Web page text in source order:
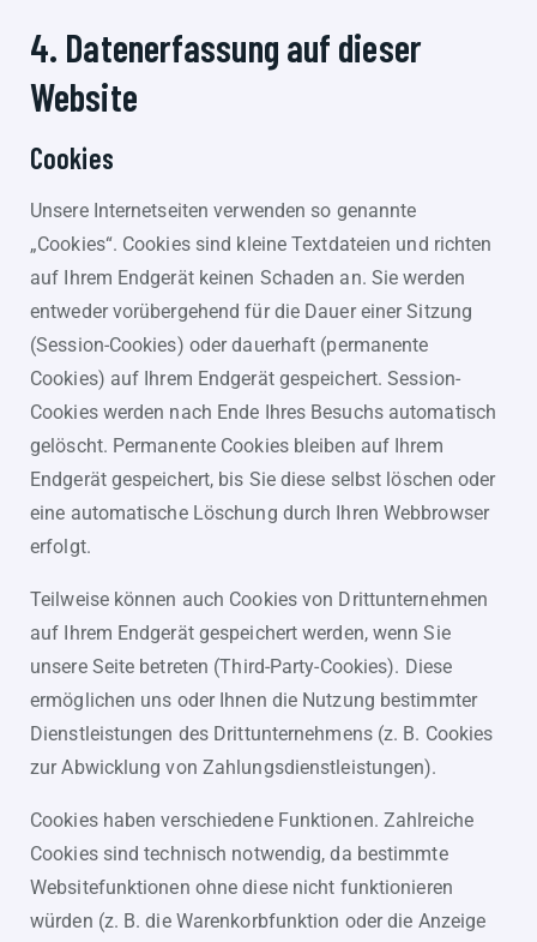
4. Datenerfassung auf dieser
Website
Cookies
Unsere Internetseiten verwenden so genannte
„Cookies“. Cookies sind kleine Textdateien und richten
auf Ihrem Endgerät keinen Schaden an. Sie werden
entweder vorübergehend für die Dauer einer Sitzung
(Session-Cookies) oder dauerhaft (permanente
Cookies) auf Ihrem Endgerät gespeichert. Session-
Cookies werden nach Ende Ihres Besuchs automatisch
gelöscht. Permanente Cookies bleiben auf Ihrem
Endgerät gespeichert, bis Sie diese selbst löschen oder
eine automatische Löschung durch Ihren Webbrowser
erfolgt.
Teilweise können auch Cookies von Drittunternehmen
auf Ihrem Endgerät gespeichert werden, wenn Sie
unsere Seite betreten (Third-Party-Cookies). Diese
ermöglichen uns oder Ihnen die Nutzung bestimmter
Dienstleistungen des Drittunternehmens (z. B. Cookies
zur Abwicklung von Zahlungsdienstleistungen).
Cookies haben verschiedene Funktionen. Zahlreiche
Cookies sind technisch notwendig, da bestimmte
Websitefunktionen ohne diese nicht funktionieren
würden (z. B. die Warenkorbfunktion oder die Anzeige